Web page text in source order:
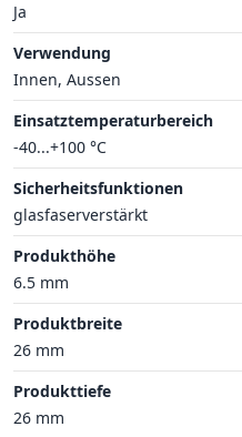
Ja
Verwendung
Innen, Aussen
Einsatztemperaturbereich
-40...+100 °C
Sicherheitsfunktionen
glasfaserverstärkt
Produkthöhe
6.5 mm
Produktbreite
26 mm
Produkttiefe
26 mm